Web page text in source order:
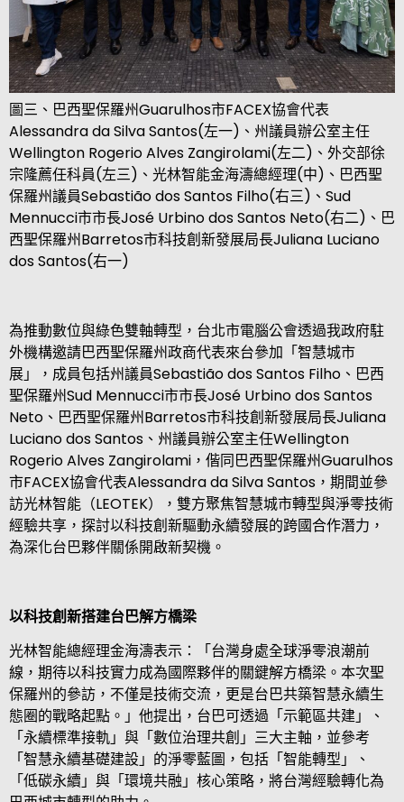
圖三、巴西聖保羅州Guarulhos市FACEX協會代表
Alessandra da Silva Santos(左一) 、州議員辦公室主任
Wellington Rogerio Alves Zangirolami(左二) 、外交部徐
宗隆薦任科員(左三) 、 光林智能金海濤總經理(中) 、巴西聖
保羅州議員Sebastião dos Santos Filho(右三) 、 Sud
Mennucci市市長José Urbino dos Santos Neto(右二) 、巴
西聖保羅州Barretos市科技創新發展局長Juliana Luciano
dos Santos(右一)
為推動數位與綠色雙軸轉型，台北市電腦公會透過我政府駐
外機構邀請巴西聖保羅州政商代表來台參加「智慧城市
展」，成員包括州議員Sebastião dos Santos Filho 、巴西
聖保羅州Sud Mennucci市市長José Urbino dos Santos
Neto 、巴西聖保羅州Barretos市科技創新發展局長Juliana
Luciano dos Santos 、州議員辦公室主任Wellington
Rogerio Alves Zangirolami ，偕同巴西聖保羅州Guarulhos
市FACEX協會代表Alessandra da Silva Santos ，期間並參
訪光林智能（LEOTEK），雙方聚焦智慧城市轉型與淨零技術
經驗共享，探討以科技創新驅動永續發展的跨國合作潛力，
為深化台巴夥伴關係開啟新契機。
以科技創新搭建台巴解方橋梁
光林智能總經理金海濤表示：「台灣身處全球淨零浪潮前
線，期待以科技實力成為國際夥伴的關鍵解方橋梁。本次聖
保羅州的參訪，不僅是技術交流，更是台巴共築智慧永續生
態圈的戰略起點。」他提出，台巴可透過「示範區共建」、
「永續標準接軌」與「數位治理共創」三大主軸，並參考
「智慧永續基礎建設」的淨零藍圖，包括「智能轉型」、
「低碳永續」與「環境共融」核心策略，將台灣經驗轉化為